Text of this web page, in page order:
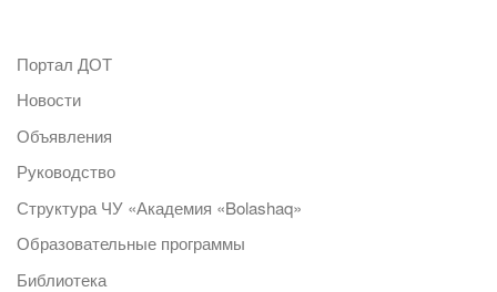
Портал ДОТ
Новости
Объявления
Руководство
Структура ЧУ «Академия «Bolashaq»
Образовательные программы
Библиотека